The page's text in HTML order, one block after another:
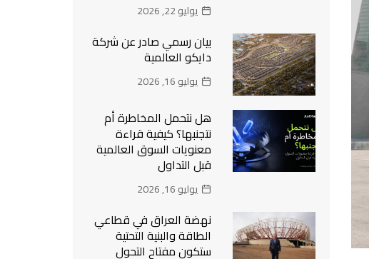
يوليو 22, 2026
بيان رسمي صادر عن شركة
دايكو العالمية
يوليو 16, 2026
هل نتحمل المخاطرة أم
نتجنبها؟ كيفية قراءة
معنويات السوق العالمية
قبل التداول
يوليو 16, 2026
نهضة العراق في قطاعي
الطاقة والبنية التحتية
ستكون مفتاح التحول